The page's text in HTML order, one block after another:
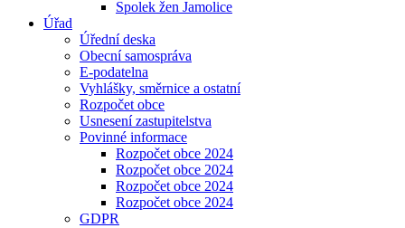
Spolek žen Jamolice
Úřad
Úřední deska
Obecní samospráva
E-podatelna
Vyhlášky, směrnice a ostatní
Rozpočet obce
Usnesení zastupitelstva
Povinné informace
Rozpočet obce 2024
Rozpočet obce 2024
Rozpočet obce 2024
Rozpočet obce 2024
GDPR